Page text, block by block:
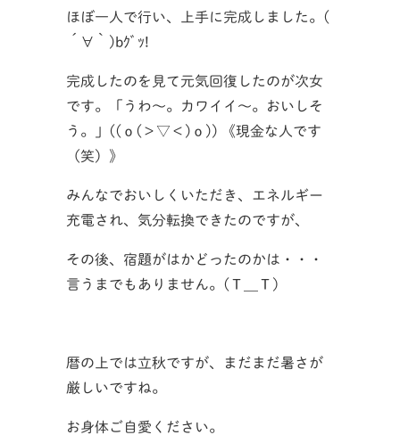
ほぼ一人で行い、上手に完成しました。(
´∀｀)bｸﾞｯ!
完成したのを見て元気回復したのが次女
です。「うわ～。カワイイ～。おいしそ
う。」((ｏ(＞▽＜)ｏ)) 《現金な人です
（笑）》
みんなでおいしくいただき、エネルギー
充電され、気分転換できたのですが、
その後、宿題がはかどったのかは・・・
言うまでもありません。(Ｔ＿Ｔ）
暦の上では立秋ですが、まだまだ暑さが
厳しいですね。
お身体ご自愛ください。